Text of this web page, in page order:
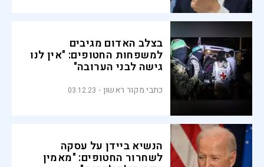
בצלב האדום מגיבים
למשפחות החטופים: "אין לנו
גישה לבני הערובה"
כתבי מקור ראשון 03.12.23
הנשיא ביידן על עסקה
לשחרור החטופים: "מאמין